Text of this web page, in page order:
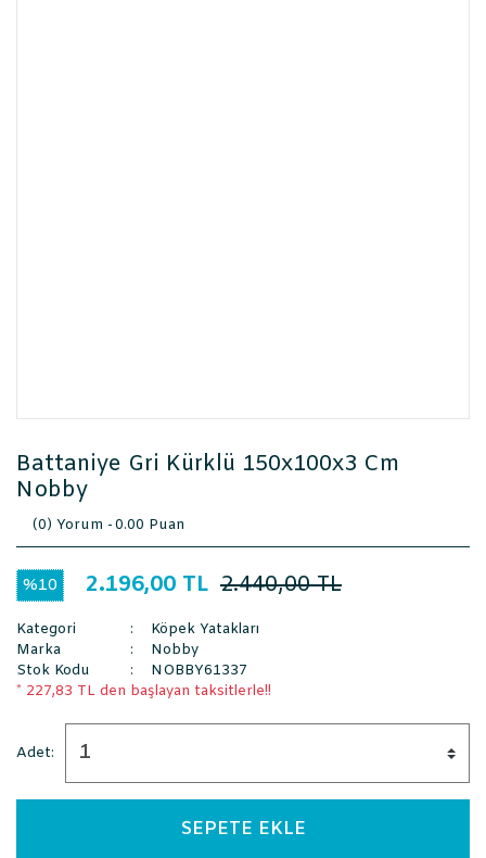
Battaniye Gri Kürklü 150x100x3 Cm
Nobby
(0) Yorum -0.00 Puan
%10 2.196,00 TL 2.440,00 TL
Kategori
Köpek Yatakları
Marka
Nobby
Stok Kodu
NOBBY61337
* 227,83 TL den başlayan taksitlerle!!
Adet:
SEPETE EKLE